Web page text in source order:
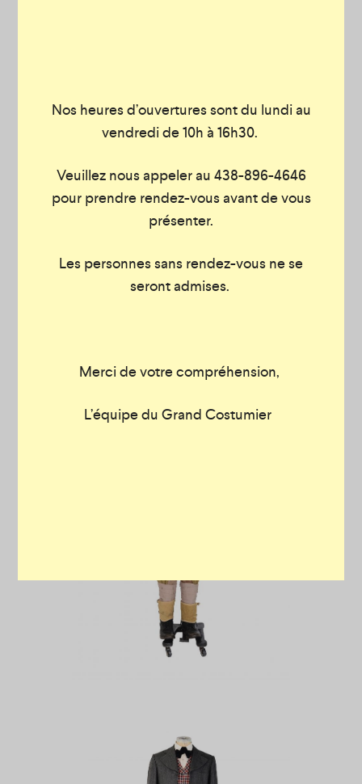
Nos heures d’ouvertures sont du lundi au
vendredi de 10h à 16h30.
Veuillez nous appeler au 438-896-4646
pour prendre rendez-vous avant de vous
présenter.
Les personnes sans rendez-vous ne se
seront admises.
Merci de votre compréhension,
L’équipe du Grand Costumier